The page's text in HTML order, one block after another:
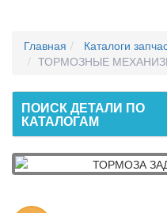
Главная Каталоги
ТОРМОЗНЫЕ
ПОИСК ДЕТАЛИ ПО
КАТАЛОГАМ